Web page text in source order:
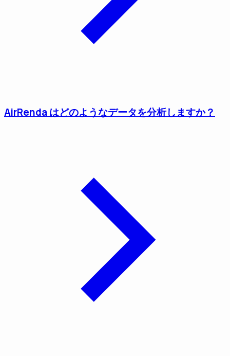
AirRenda はどのようなデータを分析しますか？